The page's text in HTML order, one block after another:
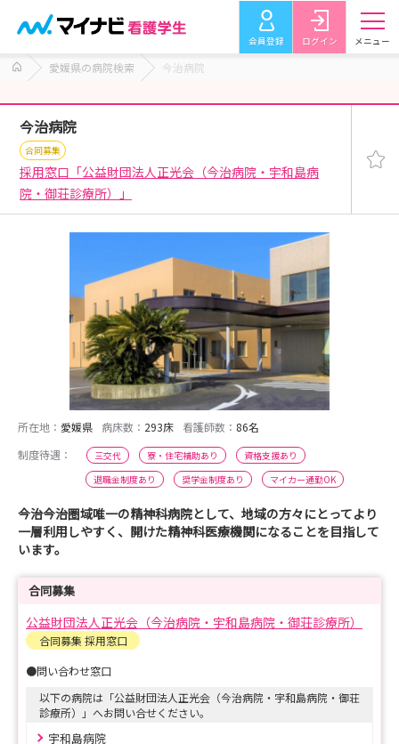
会員登録 ログイン メニュー
愛媛県の病院検索 今治病院
今治病院
合同募集
採用窓口「公益財団法人正光会（今治病院・宇和島病
院・御荘診療所）」
所在地： 愛媛県 病床数： 293床 看護師数： 86名
制度待遇：
三交代 寮・住宅補助あり
資格支援あり
退職金制度あり
奨学金制度あり マイカー通勤OK
今治今治圏域唯一の精神科病院として、地域の方々にとってより
一層利用しやすく、開けた精神科医療機関になることを目指して
います。
合同募集
公益財団法人正光会（今治病院・宇和島病院・御荘診療所）
合同募集 採用窓口
●問い合わせ窓口
以下の病院は「公益財団法人正光会（今治病院・宇和島病院・御荘
診療所）」へお問い合せください。
宇和島病院